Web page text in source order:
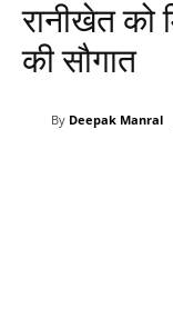
रानीखेत को
की सौगात
By Deepak Manral